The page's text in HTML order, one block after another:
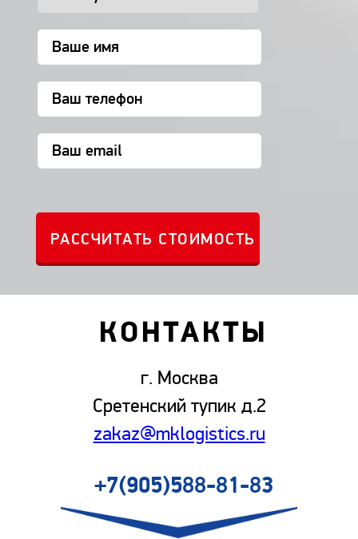
КОНТАКТЫ
г. Москва
Сретенский тупик д.2
zakaz@mklogistics.ru
+7(905)588-81-83